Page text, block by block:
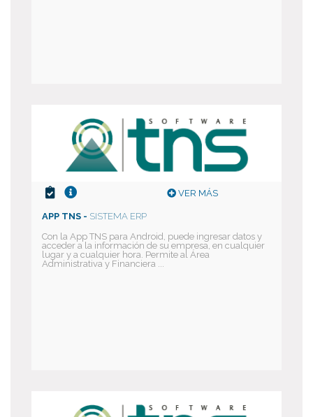
VER MÁS
APP TNS - SISTEMA ERP
Con la App TNS para Android, puede ingresar datos y
acceder a la información de su empresa, en cualquier
lugar y a cualquier hora. Permite al Área
Administrativa y Financiera ...